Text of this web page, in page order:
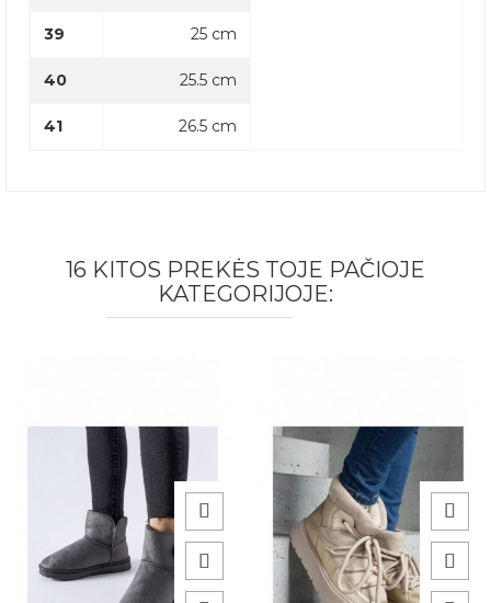
39 25 cm
40 25.5 cm
41 26.5 cm
16 KITOS PREKĖS TOJE PAČIOJE
KATEGORIJOJE: